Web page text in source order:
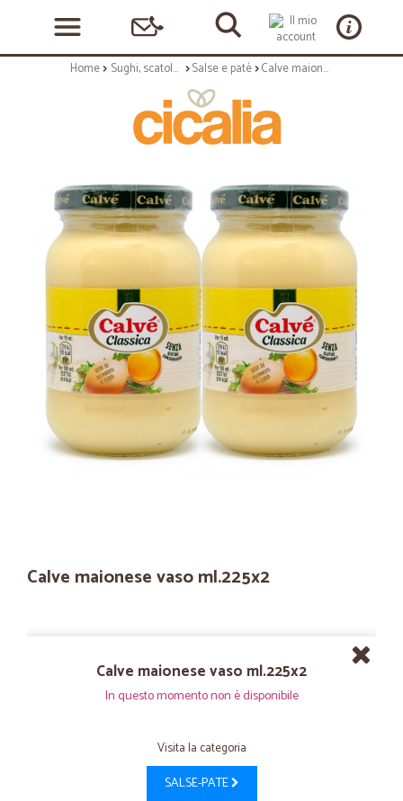
Home Sughi, scatolame e condimenti Salse e patè Calve maionese vaso ml.225x2
Calve maionese vaso ml.225x2
Calve maionese vaso ml.225x2
In questo momento non è disponibile
Visita la categoria
SALSE-PATE